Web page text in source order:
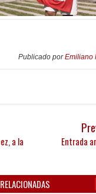
Publicado porEmiliano
a la
Entrada